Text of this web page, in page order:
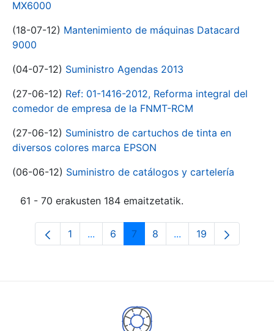
MX6000
(18-07-12) Mantenimiento de máquinas Datacard
9000
(04-07-12) Suministro Agendas 2013
(27-06-12) Ref: 01-1416-2012, Reforma integral del
comedor de empresa de la FNMT-RCM
(27-06-12) Suministro de cartuchos de tinta en
diversos colores marca EPSON
(06-06-12) Suministro de catálogos y cartelería
61 - 70 erakusten 184 emaitzetatik.
Orrialdea
1 ...Intermediate Pages Use TAB to
Orrialdea
6 Orrialdea
7 Orrialdea
8 ...Intermediate Pages
Orrialdea
19